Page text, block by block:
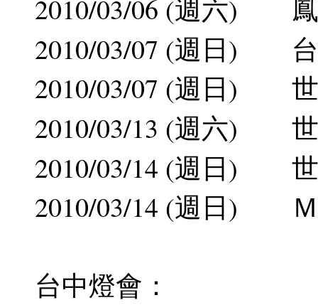
2010/03/06 (週六
2010/03/07 (週日)
2010/03/07 (週日)
2010/03/13 (週六)
2010/03/14 (週日)
2010/03/14 (週日) Ｍ
台中燈會：